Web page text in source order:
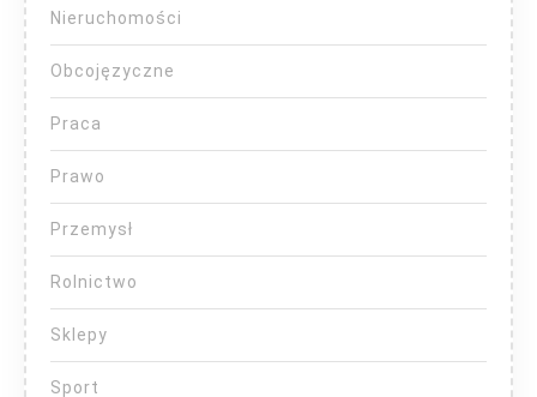
Nieruchomości
Obcojęzyczne
Praca
Prawo
Przemysł
Rolnictwo
Sklepy
Sport